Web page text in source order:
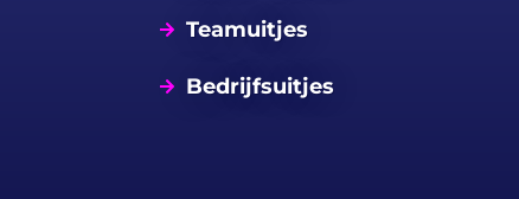
Teamuitjes
Bedrijfsuitjes